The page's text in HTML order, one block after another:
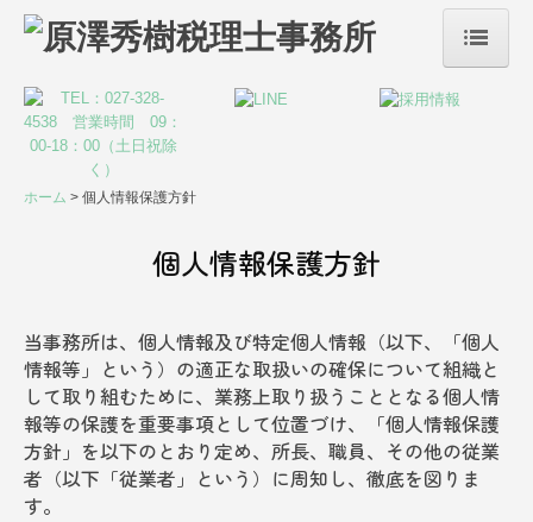
ホーム
事務所案内
サービス案内
デジタル化支援
創業支援・会社設立
事業承継・M&A
ホーム 個人情報保護方針
個人情報保護方針
当事務所は、個人情報及び特定個人情報（以下、「個人
情報等」という）の適正な取扱いの確保について組織と
して取り組むために、業務上取り扱うこととなる個人情
報等の保護を重要事項として位置づけ、「個人情報保護
方針」を以下のとおり定め、所長、職員、その他の従業
者（以下「従業者」という）に周知し、徹底を図りま
す。